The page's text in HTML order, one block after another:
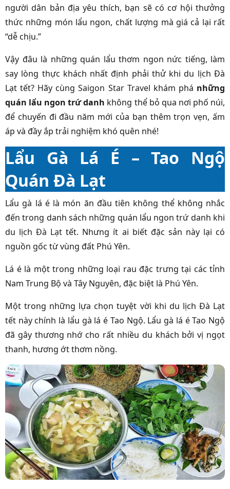
người dân bản địa yêu thích, bạn sẽ có cơ hội thưởng
thức những món lẩu ngon, chất lượng mà giá cả lại rất
“dễ chịu.”
Vậy đâu là những quán lẩu thơm ngon nức tiếng, làm
say lòng thực khách nhất định phải thử khi du lịch Đà
Lạt tết? Hãy cùngSaigon Star Travel khám phá những
quán lẩu ngon trứ danh không thể bỏ qua nơi phố núi,
để chuyến đi đầu năm mới của bạn thêm trọn vẹn, ấm
áp và đầy ắp trải nghiệm khó quên nhé!
Lẩu Gà Lá É – Tao Ngộ
Quán Đà Lạt
Lẩu gà lá é là món ăn đầu tiên không thể không nhắc
đến trong danh sách những quán lẩu ngon trứ danh khi
du lịchĐà Lạt tết. Nhưng ít ai biết đặc sản này lại có
nguồn gốc từ vùng đất Phú Yên.
Lá é là một trong những loại rau đặc trưng tại các tỉnh
Nam Trung Bộ và Tây Nguyên, đặc biệt là Phú Yên.
Một trong những lựa chọn tuyệt vời khi du lịch Đà Lạt
tết này chính là lẩu gà lá é Tao Ngộ. Lẩu gà lá é Tao Ngộ
đã gây thương nhớ cho rất nhiều du khách bởi vị ngọt
thanh, hương ớt thơm nồng.